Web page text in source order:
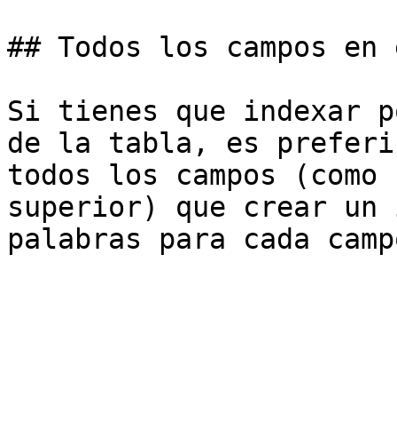
## Todos los campos
Si tienes que indexar
de la tabla, es
todos los campos
superior) que crear